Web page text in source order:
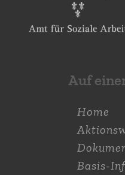
Auf
Home
Basis-